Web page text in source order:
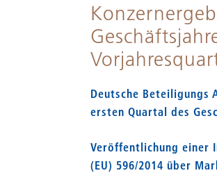
Deutsche Beteiligungs
ersten Quartal des
Veröffentlichung einer
(EU) 596/2014 über